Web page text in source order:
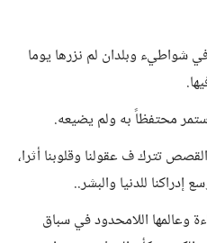
في شواطيء وبلدان لم نزرها يوما
محتفظاً به ولم يضيعه.
تترك ف عقولنا وقلوبنا أثرا،
إدراكنا للدنيا والبشر..
وعالمها اللامحدود في سباق